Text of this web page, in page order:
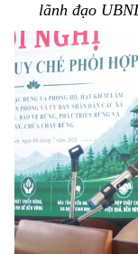
lãnh đạo